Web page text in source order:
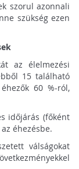
szorul azonnali
szükség ezen
az élelmezési
15 található
60 %-ról,
időjárás (főként
éhezésbe.
válságokat